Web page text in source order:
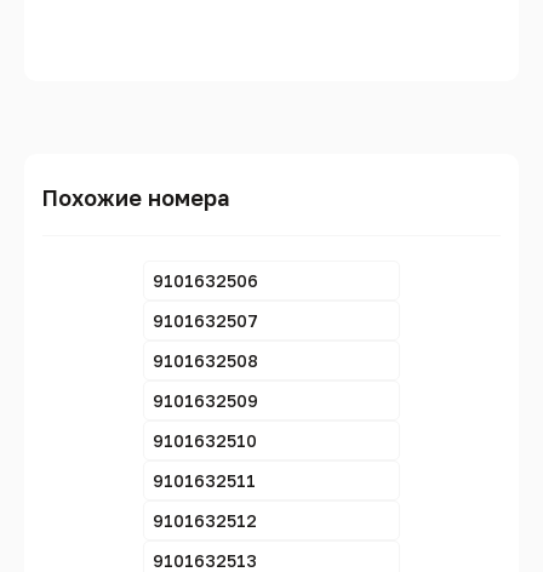
Похожие номера
9101632506
9101632507
9101632508
9101632509
9101632510
9101632511
9101632512
9101632513